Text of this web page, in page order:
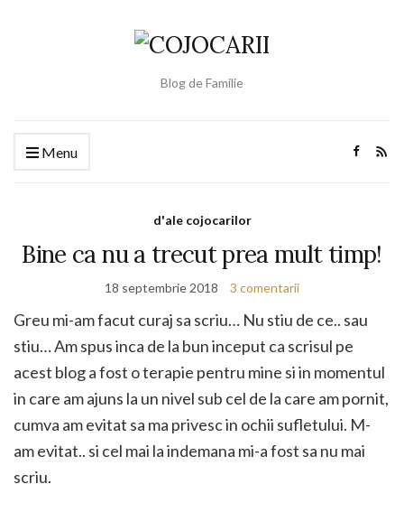
Blog de Familie
Menu
d'ale cojocarilor
Bine ca nu a trecut prea mult timp!
18 septembrie 2018 3 comentarii
Greu mi-am facut curaj sa scriu… Nu stiu de ce.. sau
stiu… Am spus inca de la bun inceput ca scrisul pe
acest blog a fost o terapie pentru mine si in momentul
in care am ajuns la un nivel sub cel de la care am pornit,
cumva am evitat sa ma privesc in ochii sufletului. M-
am evitat.. si cel mai la indemana mi-a fost sa nu mai
scriu.